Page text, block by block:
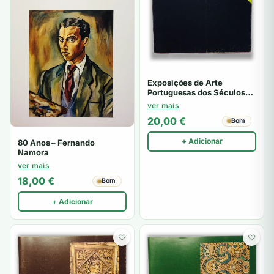
80 Anos – Fernando
Namora
ver mais
18,00 € Bom
+ Adicionar
Exposições de Arte
Portuguesas dos Séculos
XIX e XX em Colecções
Particulares II
ver mais
20,00 € Bom
+ Adicionar
♡ ♡